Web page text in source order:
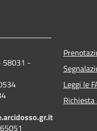
58031 -
Leggi le